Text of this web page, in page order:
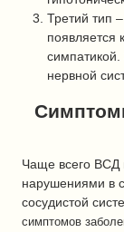
Третий тип
появляется
симпатикой.
нервной
Чаще всего ВСД
нарушениями в
сосудистой
симптомов